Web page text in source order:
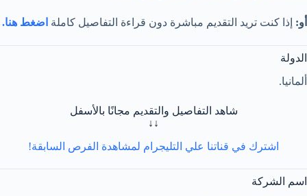
أو: إذا كنت تريد التقديم مباشرة دون قراءة التفاصيل كاملة اضغط هنا.
الدولة
ألمانيا.
شاهد التفاصيل والتقديم مجانًا بالأسفل
↓↓
اشترك في قناتنا علي التليجرام لمشاهدة الفرص السابقة!
اسم الشركة